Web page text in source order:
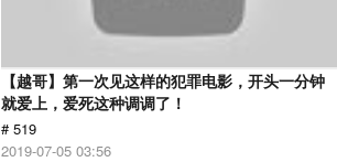
【越哥】第一次见这样的犯罪电影，开头一分钟
就爱上，爱死这种调调了！
# 519
2019-07-05 03:56